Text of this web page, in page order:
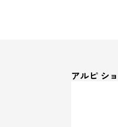
アルピ シ